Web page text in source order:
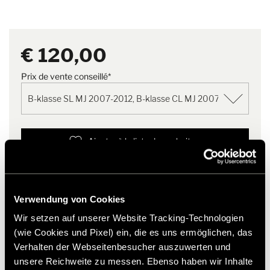
Verwendung von Cookies
Wir setzen auf unserer Website Tracking-Technologien
(wie Cookies und Pixel) ein, die es uns ermöglichen, das
Verhalten der Webseitenbesucher auszuwerten und
unsere Reichweite zu messen. Ebenso haben wir Inhalte
Hoogwaardig geborduurd logo
Met aangelaste textiel hielbeschermer
Antislip rug van rubbergranulaat
Het cabinetapijt op de foto dient alleen ter illustratie. De werkelijke
Opmerking
€ 120,00
Prix de vente conseillé*
Ajouter à la liste de souhaits
Numéro d'article: 2305325
* Originele Hymer accessoires zijn niet vanuit de fabriek
leverbaar, maar kunnen uitsluitend via uw handelspartner
worden besteld en gemonteerd. Afbeeldingen zijn onder
voorbehoud van wijzigingen.